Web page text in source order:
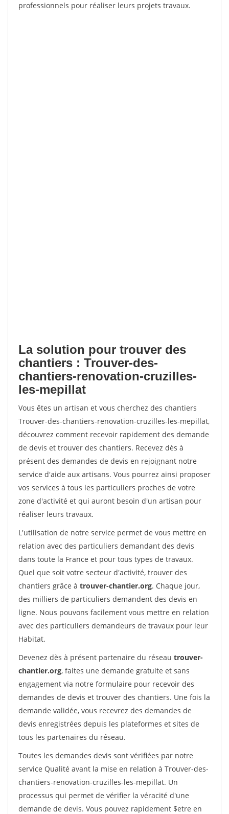
professionnels pour réaliser leurs projets travaux.
La solution pour trouver des
chantiers : Trouver-des-
chantiers-renovation-cruzilles-
les-mepillat
Vous êtes un artisan et vous cherchez des chantiers
Trouver-des-chantiers-renovation-cruzilles-les-mepillat,
découvrez comment recevoir rapidement des demande
de devis et trouver des chantiers. Recevez dès à
présent des demandes de devis en rejoignant notre
service d'aide aux artisans. Vous pourrez ainsi proposer
vos services à tous les particuliers proches de votre
zone d'activité et qui auront besoin d'un artisan pour
réaliser leurs travaux.
L'utilisation de notre service permet de vous mettre en
relation avec des particuliers demandant des devis
dans toute la France et pour tous types de travaux.
Quel que soit votre secteur d'activité, trouver des
chantiers grâce à trouver-chantier.org. Chaque jour,
des milliers de particuliers demandent des devis en
ligne. Nous pouvons facilement vous mettre en relation
avec des particuliers demandeurs de travaux pour leur
Habitat.
Devenez dès à présent partenaire du réseau trouver-
chantier.org, faites une demande gratuite et sans
engagement via notre formulaire pour recevoir des
demandes de devis et trouver des chantiers. Une fois la
demande validée, vous recevrez des demandes de
devis enregistrées depuis les plateformes et sites de
tous les partenaires du réseau.
Toutes les demandes devis sont vérifiées par notre
service Qualité avant la mise en relation à Trouver-des-
chantiers-renovation-cruzilles-les-mepillat. Un
processus qui permet de vérifier la véracité d'une
demande de devis. Vous pouvez rapidement $etre en